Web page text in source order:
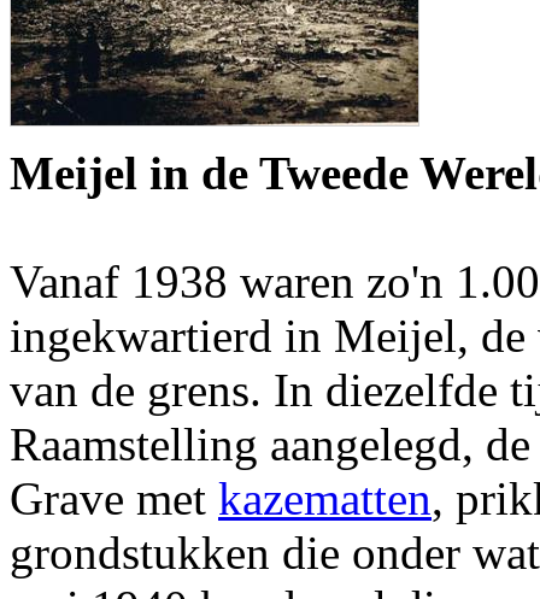
Meijel in de Tweede
Vanaf 1938 waren zo'n
ingekwartierd in Meijel,
van de grens. In diezelfde
Raamstelling aangelegd,
Grave met kazematten,
grondstukken die onder